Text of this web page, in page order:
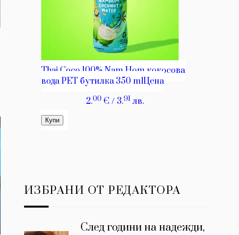
ИЗБРАНИ ОТ РЕДАКТОРА
След години на надежди,